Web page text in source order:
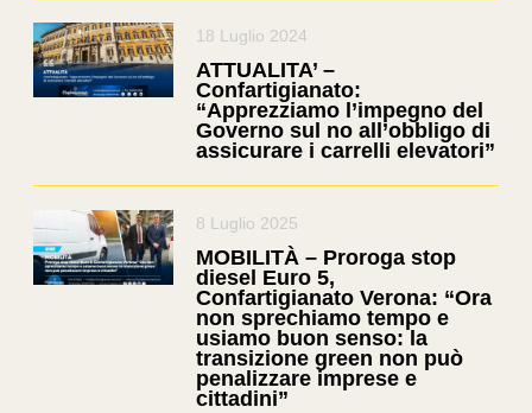
18 Luglio 2024
ATTUALITA’ –
Confartigianato:
“Apprezziamo l’impegno del
Governo sul no all’obbligo di
assicurare i carrelli elevatori”
8 Luglio 2025
MOBILITÀ – Proroga stop
diesel Euro 5,
Confartigianato Verona: “Ora
non sprechiamo tempo e
usiamo buon senso: la
transizione green non può
penalizzare imprese e
cittadini”